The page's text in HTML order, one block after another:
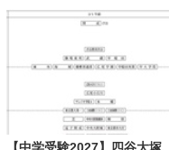
【中学受験2027】四谷大塚